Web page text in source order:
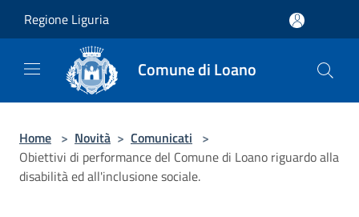
Regione Liguria
Comune di Loano
Home > Novità > Comunicati >
Obiettivi di performance del Comune di Loano riguardo alla
disabilità ed all'inclusione sociale.